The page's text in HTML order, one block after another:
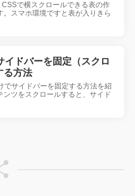
で横スクロールできる表の作
。スマホ環境ですと表が入りきら
イドバーを固定（スクロ
る方法
でサイドバーを固定する方法を紹
ンツをスクロールすると、サイド